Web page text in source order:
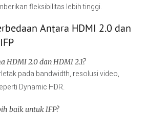
fleksibilitas lebih tinggi.
Antara HDMI 2.0 dan
HDMI 2.0 dan HDMI 2.1?
pada bandwidth, resolusi video,
Dynamic HDR.
baik untuk IFP?